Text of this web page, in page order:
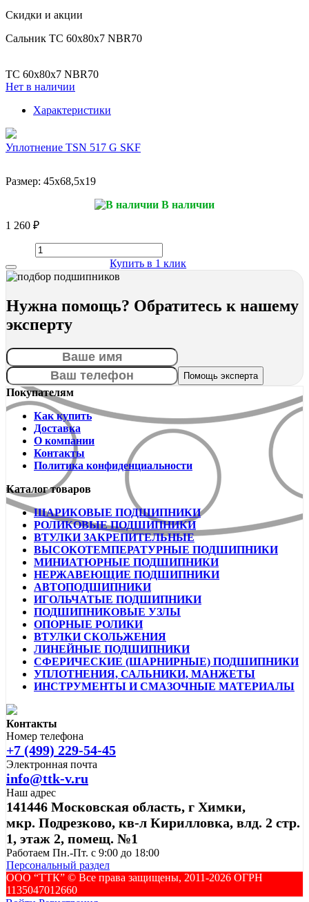
Скидки и акции
Сальник TC 60x80x7 NBR70
TC 60x80x7 NBR70
Нет в наличии
Характеристики
Уплотнение TSN 517 G SKF
Размер: 45x68,5x19
В наличии
1 260 ₽
Купить в 1 клик
Нужна помощь? Обратитесь к нашему
эксперту
Покупателям
Как купить
Доставка
О компании
Контакты
Политика конфиденциальности
Каталог товаров
ШАРИКОВЫЕ ПОДШИПНИКИ
РОЛИКОВЫЕ ПОДШИПНИКИ
ВТУЛКИ ЗАКРЕПИТЕЛЬНЫЕ
ВЫСОКОТЕМПЕРАТУРНЫЕ ПОДШИПНИКИ
МИНИАТЮРНЫЕ ПОДШИПНИКИ
НЕРЖАВЕЮЩИЕ ПОДШИПНИКИ
АВТОПОДШИПНИКИ
ИГОЛЬЧАТЫЕ ПОДШИПНИКИ
ПОДШИПНИКОВЫЕ УЗЛЫ
ОПОРНЫЕ РОЛИКИ
ВТУЛКИ СКОЛЬЖЕНИЯ
ЛИНЕЙНЫЕ ПОДШИПНИКИ
СФЕРИЧЕСКИЕ (ШАРНИРНЫЕ) ПОДШИПНИКИ
УПЛОТНЕНИЯ, САЛЬНИКИ, МАНЖЕТЫ
ИНСТРУМЕНТЫ И СМАЗОЧНЫЕ МАТЕРИАЛЫ
Контакты
Номер телефона
+7 (499) 229-54-45
Электронная почта
info@ttk-v.ru
Наш адрес
141446 Московская область, г Химки,
мкр. Подрезково, кв-л Кирилловка, влд. 2 стр.
1, этаж 2, помещ. №1
Работаем Пн.-Пт. с 9:00 до 18:00
Персональный раздел
ООО “ТТК” ©️ Все права защищены, 2011-2026 ОГРН
1135047012660